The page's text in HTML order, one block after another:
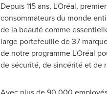
Depuis 115 ans, L'Oréal,
consommateurs du monde
de la beauté comme
large portefeuille de 37
de notre programme L'Oréal
de sécurité, de sincérité et de